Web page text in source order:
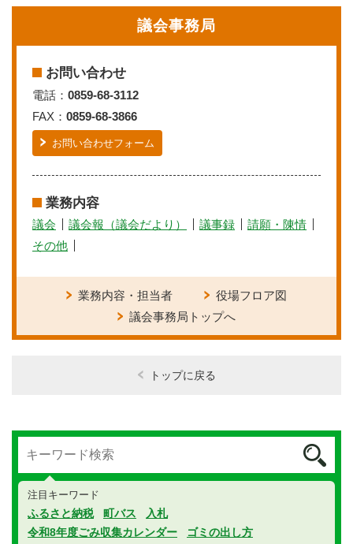
議会事務局
お問い合わせ
電話： 0859-68-3112
FAX： 0859-68-3866
お問い合わせフォーム
業務内容
議会 議会報（議会だより） 議事録
請願・陳情
その他
業務内容・担当者
役場フロア図
議会事務局トップへ
トップに戻る
注目キーワード
ふるさと納税 町バス
入札
令和8年度ごみ収集カレンダー
ゴミの出し方